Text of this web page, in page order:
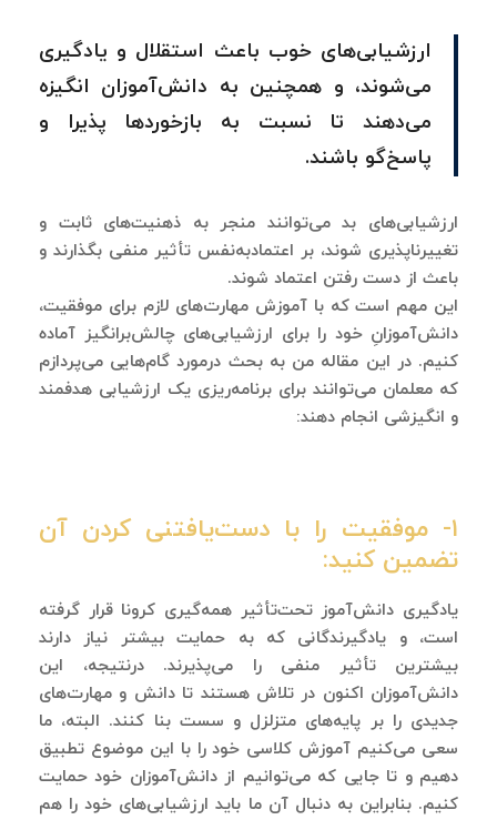
ارزشیابی‌های خوب باعث استقلال و یادگیری
می‌شوند، و همچنین به دانش‌آموزان انگیزه
می‌دهند تا نسبت به بازخوردها پذیرا و
پاسخ‌گو باشند.
ارزشیابی‌های بد می‌توانند منجر به ذهنیت‌های ثابت و
تغییرناپذیری شوند، بر اعتمادبه‌نفس تأثیر منفی بگذارند و
باعث از دست رفتن اعتماد شوند.
این مهم است که با آموزش مهارت‌های لازم برای موفقیت،
دانش‌آموزانِ خود را برای ارزشیابی‌های چالش‌برانگیز آماده
کنیم. در این مقاله من به بحث درمورد گام‌هایی می‌پردازم
که معلمان می‌توانند برای برنامه‌ریزی یک ارزشیابی هدفمند
و انگیزشی انجام دهند:
۱- موفقیت را با دست‌یافتنی کردن آن
تضمین کنید:
یادگیری دانش‌آموز تحت‌تأثیر همه‌گیری کرونا قرار گرفته
است، و یادگیرندگانی که به حمایت بیشتر نیاز دارند
بیشترین تأثیر منفی را می‌پذیرند. درنتیجه، این
دانش‌آموزان اکنون در تلاش هستند تا دانش و مهارت‌های
جدیدی را بر پایه‌های متزلزل و سست بنا کنند. البته، ما
سعی می‌کنیم آموزش کلاسی خود را با این موضوع تطبیق
دهیم و تا جایی که می‌توانیم از دانش‌آموزان خود حمایت
کنیم. بنابراین به دنبال آن ما باید ارزشیابی‌های خود را هم